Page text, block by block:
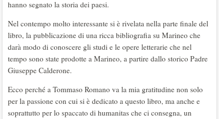
hanno segnato la storia dei paesi.
Nel contempo molto interessante si è rivelata nella parte finale del
libro, la pubblicazione di una ricca bibliografia su Marineo che
darà modo di conoscere gli studi e le opere letterarie che nel
tempo sono state prodotte a Marineo, a partire dallo storico Padre
Giuseppe Calderone.
Ecco perché a Tommaso Romano va la mia gratitudine non solo
per la passione con cui si è dedicato a questo libro, ma anche e
soprattutto per lo spaccato di humanitas che ci consegna, un